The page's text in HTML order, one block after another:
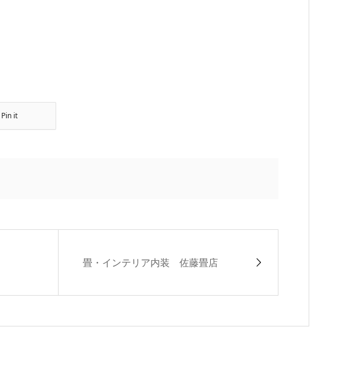
Pin it
畳・インテリア内装 佐藤畳店